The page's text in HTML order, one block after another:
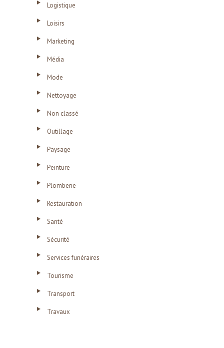
Logistique
Loisirs
Marketing
Média
Mode
Nettoyage
Non classé
Outillage
Paysage
Peinture
Plomberie
Restauration
Santé
Sécurité
Services funéraires
Tourisme
Transport
Travaux